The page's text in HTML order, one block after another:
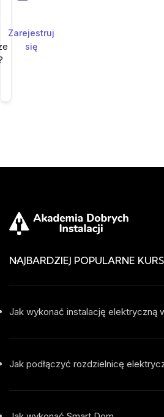
Zarejestruj
się
NAJBARDZIEJ POPULARNE
Jak wykonać instalację elektryczną
Jak podłączyć rozdzielnicę